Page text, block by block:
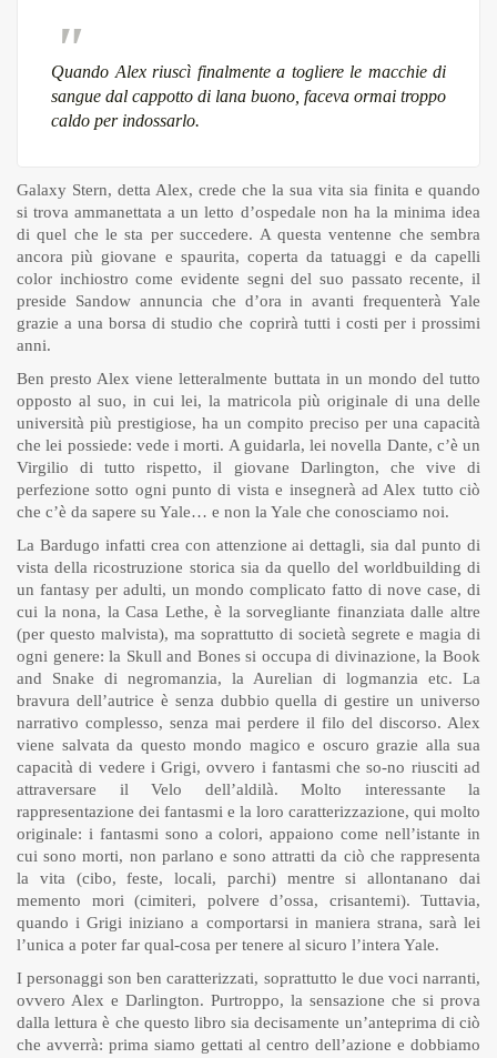
Quando Alex riuscì finalmente a togliere le macchie di
sangue dal cappotto di lana buono, faceva ormai troppo
caldo per indossarlo.
Galaxy Stern, detta Alex, crede che la sua vita sia finita e quando
si trova ammanettata a un letto d’ospedale non ha la minima idea
di quel che le sta per succedere. A questa ventenne che sembra
ancora più giovane e spaurita, coperta da tatuaggi e da capelli
color inchiostro come evidente segni del suo passato recente, il
preside Sandow annuncia che d’ora in avanti frequenterà Yale
grazie a una borsa di studio che coprirà tutti i costi per i prossimi
anni.
Ben presto Alex viene letteralmente buttata in un mondo del tutto
opposto al suo, in cui lei, la matricola più originale di una delle
università più prestigiose, ha un compito preciso per una capacità
che lei possiede: vede i morti. A guidarla, lei novella Dante, c’è un
Virgilio di tutto rispetto, il giovane Darlington, che vive di
perfezione sotto ogni punto di vista e insegnerà ad Alex tutto ciò
che c’è da sapere su Yale… e non la Yale che conosciamo noi.
La Bardugo infatti crea con attenzione ai dettagli, sia dal punto di
vista della ricostruzione storica sia da quello del worldbuilding di
un fantasy per adulti, un mondo complicato fatto di nove case, di
cui la nona, la Casa Lethe, è la sorvegliante finanziata dalle altre
(per questo malvista), ma soprattutto di società segrete e magia di
ogni genere: la Skull and Bones si occupa di divinazione, la Book
and Snake di negromanzia, la Aurelian di logmanzia etc. La
bravura dell’autrice è senza dubbio quella di gestire un universo
narrativo complesso, senza mai perdere il filo del discorso. Alex
viene salvata da questo mondo magico e oscuro grazie alla sua
capacità di vedere i Grigi, ovvero i fantasmi che so-no riusciti ad
attraversare il Velo dell’aldilà. Molto interessante la
rappresentazione dei fantasmi e la loro caratterizzazione, qui molto
originale: i fantasmi sono a colori, appaiono come nell’istante in
cui sono morti, non parlano e sono attratti da ciò che rappresenta
la vita (cibo, feste, locali, parchi) mentre si allontanano dai
memento mori (cimiteri, polvere d’ossa, crisantemi). Tuttavia,
quando i Grigi iniziano a comportarsi in maniera strana, sarà lei
l’unica a poter far qual-cosa per tenere al sicuro l’intera Yale.
I personaggi son ben caratterizzati, soprattutto le due voci narranti,
ovvero Alex e Darlington. Purtroppo, la sensazione che si prova
dalla lettura è che questo libro sia decisamente un’anteprima di ciò
che avverrà: prima siamo gettati al centro dell’azione e dobbiamo